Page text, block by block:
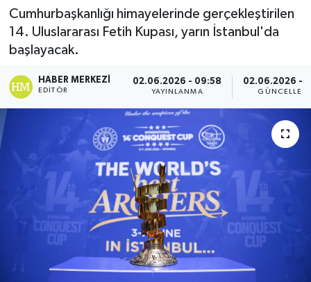
Cumhurbaşkanlığı himayelerinde gerçekleştirilen
14. Uluslararası Fetih Kupası, yarın İstanbul'da
başlayacak.
HABER MERKEZI
EDITÖR
02.06.2026 - 09:58
YAYINLANMA
02.06.2026 -